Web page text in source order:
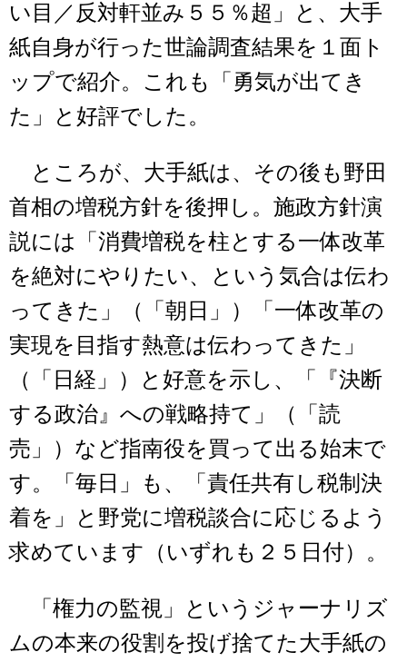
い目／反対軒並み５５％超」と、大手
紙自身が行った世論調査結果を１面ト
ップで紹介。これも「勇気が出てき
た」と好評でした。
ところが、大手紙は、その後も野田
首相の増税方針を後押し。施政方針演
説には「消費増税を柱とする一体改革
を絶対にやりたい、という気合は伝わ
ってきた」（「朝日」）「一体改革の
実現を目指す熱意は伝わってきた」
（「日経」）と好意を示し、「『決断
する政治』への戦略持て」（「読
売」）など指南役を買って出る始末で
す。「毎日」も、「責任共有し税制決
着を」と野党に増税談合に応じるよう
求めています（いずれも２５日付）。
「権力の監視」というジャーナリズ
ムの本来の役割を投げ捨てた大手紙の